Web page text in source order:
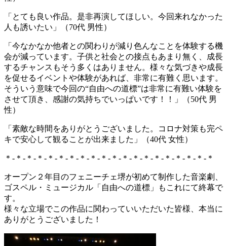
「とても良い作品。是非再演してほしい。今回来れなかった
人も誘いたい」（70代 男性）
「今なかなか他者との関わりが減り色んなことを体験する機
会が減っています。子供と社会との接点もあまり無く、成長
するチャンスもそう多くはありません。様々な気づきや成長
を促せるイベントや体験があれば、非常に有難く思います。
そういう意味で今回の“自由への道標”は非常に有難い体験を
させて頂き、感謝の気持ちでいっぱいです！！」（50代 男
性）
「素敵な時間をありがとうございました。コロナ対策も完ペ
キで安心して観ることが出来ました」（40代 女性）
＊-＊-＊-＊-＊-＊-＊-＊-＊-＊-＊-＊-＊-＊-＊-＊-＊-＊-＊-＊
オープン２年目のフェニーチェ堺が初めて制作した音楽劇、
ゴスペル・ミュージカル「自由への道標」もこれにて終幕で
す。
様々な立場でこの作品に関わっていいただいた皆様、本当に
ありがとうございました！